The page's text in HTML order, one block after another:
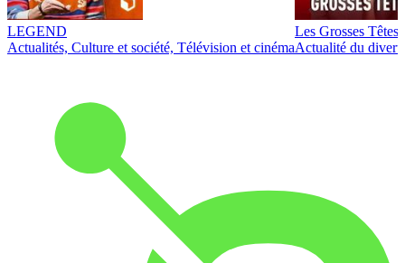
LEGEND
Actualités, Culture et société, Télévision et cinéma
Les Grosses Têtes
Actualité du